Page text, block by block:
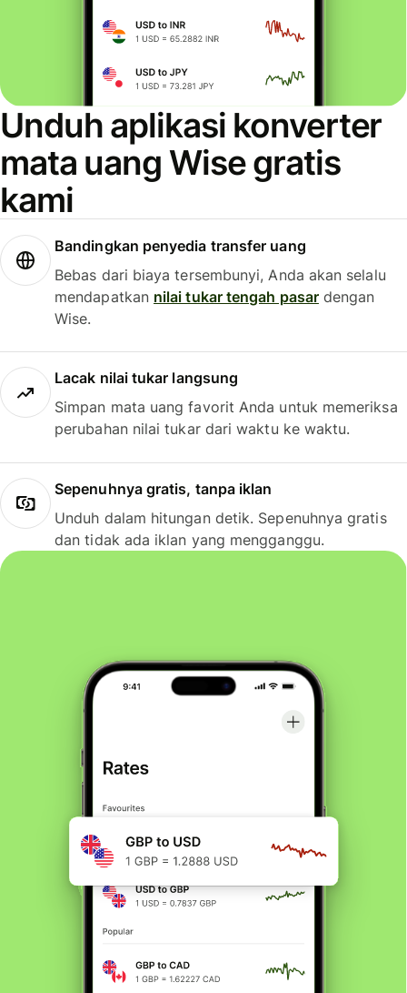
Unduh aplikasi konverter
mata uang Wise gratis
kami
Bandingkan penyedia transfer uang
Bebas dari biaya tersembunyi, Anda akan selalu
mendapatkan nilai tukar tengah pasardengan
Wise.
Lacak nilai tukar langsung
Simpan mata uang favorit Anda untuk memeriksa
perubahan nilai tukar dari waktu ke waktu.
Sepenuhnya gratis, tanpa iklan
Unduh dalam hitungan detik. Sepenuhnya gratis
dan tidak ada iklan yang mengganggu.